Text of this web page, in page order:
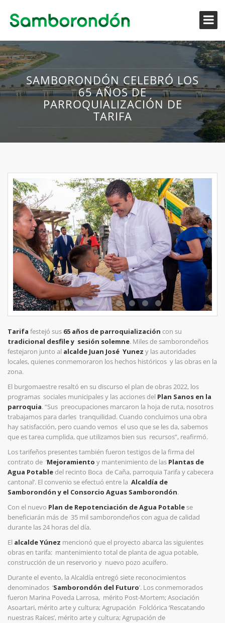
SAMBORONDÓN CELEBRÓ LOS
65 AÑOS DE
PARROQUIALIZACIÓN DE
TARIFA
Tarifa festejó sus 65 años de parroquialización con su
tradicional desfile y sesión solemne. Miles de samborondeños
festejaron junto al alcalde Juan José Yunez y las autoridades
locales, quienes conmemoraron los hechos históricos y las obras en la
zona.
El burgomaestre resaltó en su discurso el plan de obras 2022, los
programas sociales municipales y las acciones del Plan Sanos en la
parroquia. “Sus preocupaciones marcaron la hoja de ruta, nosotros
trabajamos para darles tranquilidad. Cuando concluimos una obra
hay satisfacción, pero cuando vemos el uso que se les da, sabemos
que es tarea cumplida, que utilizamos bien sus recursos”, reafirmó.
Los tarifeños presentes también fueron testigos de la firma del
contrato de ‘Mejoramiento y mantenimiento de las Plantas de
Agua Potabledel recinto Boca de Caña, parroquia Tarifa y cabecera
cantonal’. El convenio se efectuó entre la Alcaldía de
Samborondón y el Consorcio Aguas Samborondón.
Con el nuevo Plan de Repotenciación de Agua Potablese
beneficiarán más de 35 mil samborondeños con agua de calidad
durante las 24 horas del día.
El alcalde Yúnez mencionó que el proyecto abarca las siguientes
obras en tarifa: mantenimiento total de planta de agua potable,
construcción de un reservorio y nuevo pozo acuífero.
Durante el evento, la Alcaldía entregó siete reconocimientos
denominados ‘Samborondón del Futuro’. Los conmemorados
fueron Marina Poveda Larrosa, mérito Post-Mortem; Asociación
Asoartari, mérito arte y cultura; Agrupación Folclórica ‘Rescatando
nuestras Raíces’, mérito arte y cultura; Agrupación de